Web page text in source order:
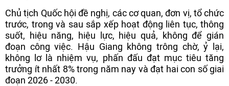
Chủ tịch Quốc hội đề nghị, các cơ quan, đơn vị, tổ chức
trước, trong và sau sắp xếp hoạt động liên tục, thông
suốt, hiệu năng, hiệu lực, hiệu quả, không để gián
đoạn công việc. Hậu Giang không trông chờ, ỷ lại,
không lơ là nhiệm vụ, phấn đấu đạt mục tiêu tăng
trưởng ít nhất 8% trong năm nay và đạt hai con số giai
đoạn 2026 - 2030.